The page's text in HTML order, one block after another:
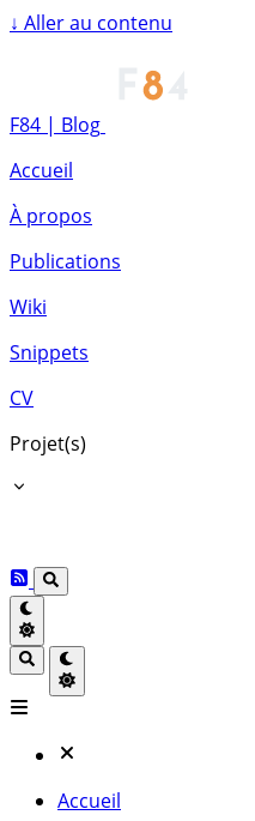
↓ Aller au contenu
F84 | Blog
Accueil
À propos
Publications
Wiki
Snippets
CV
Projet(s)
Accueil